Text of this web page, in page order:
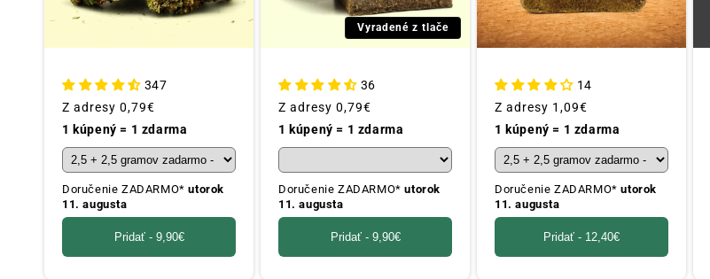
347
Obvyklá
cena
Z adresy 0,79€
1 kúpený = 1 zdarma
Doručenie ZADARMO*utorok
11. augusta
Pridať - 9,90€
Vyradené z tlače
36
Obvyklá
cena
Z adresy 0,79€
1 kúpený = 1 zdarma
Doručenie ZADARMO*utorok
11. augusta
Pridať - 9,90€
14
Obvyklá
cena
Z adresy 1,09€
1 kúpený = 1 zdarma
Doručenie ZADARMO*utorok
11. augusta
Pridať - 12,40€